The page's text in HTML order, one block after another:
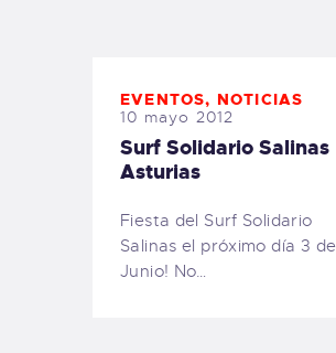
EVENTOS, NOTICIAS
10 mayo 2012
Surf Solidario Salinas
Asturias
Fiesta del Surf Solidario
Salinas el próximo día 3 de
Junio! No…